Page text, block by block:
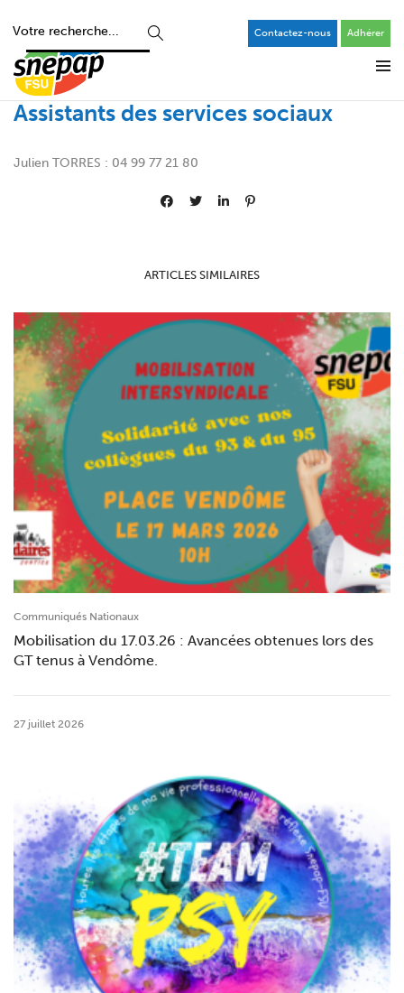
Contactez-nous Adhérer
Assistants des services sociaux
Julien TORRES : 04 99 77 21 80
ARTICLES SIMILAIRES
Communiqués Nationaux
Mobilisation du 17.03.26 : Avancées obtenues lors des
GT tenus à Vendôme.
27 juillet 2026